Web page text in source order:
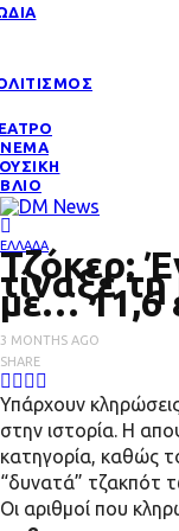
ΕΛΛΑΔΑ
Τζόκερ:
τίναξε
με… 11,6
3 MONTHS AGO
SHARE
Υπάρχουν
στην ιστορία. Η
κατηγορία, καθώς
“δυνατά” τζακπότ
Οι αριθμοί που